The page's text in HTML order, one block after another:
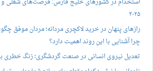
۲۰۲۵
رازهای پنهان در خرید لاکچری مردانه؛ مردان موفق
چرا آشنایی با این روند اهمیت دارد؟
تعدیل نیروی انسانی در صنعت گردشگری؛ زنگ خطری